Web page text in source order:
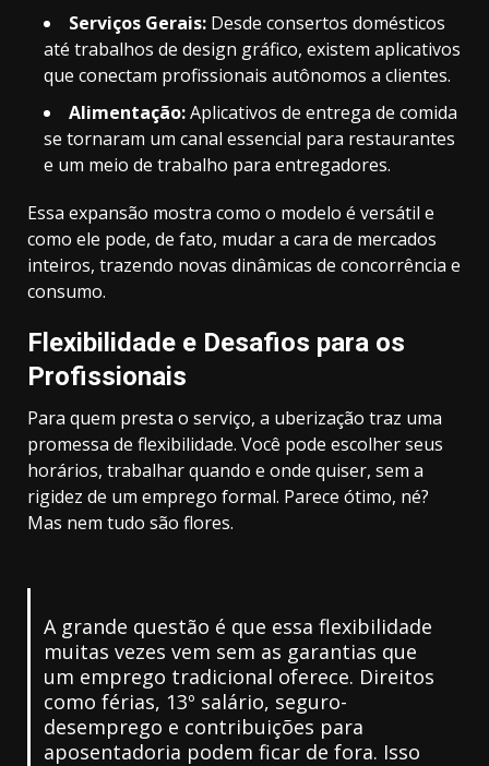
Serviços Gerais: Desde consertos domésticos
até trabalhos de design gráfico, existem aplicativos
que conectam profissionais autônomos a clientes.
Alimentação:Aplicativos de entrega de comida
se tornaram um canal essencial para restaurantes
e um meio de trabalho para entregadores.
Essa expansão mostra como o modelo é versátil e
como ele pode, de fato, mudar a cara de mercados
inteiros, trazendo novas dinâmicas de concorrência e
consumo.
Flexibilidade e Desafios para os
Profissionais
Para quem presta o serviço, a uberização traz uma
promessa de flexibilidade. Você pode escolher seus
horários, trabalhar quando e onde quiser, sem a
rigidez de um emprego formal. Parece ótimo, né?
Mas nem tudo são flores.
A grande questão é que essa flexibilidade
muitas vezes vem sem as garantias que
um emprego tradicional oferece. Direitos
como férias, 13º salário, seguro-
desemprego e contribuições para
aposentadoria podem ficar de fora. Isso